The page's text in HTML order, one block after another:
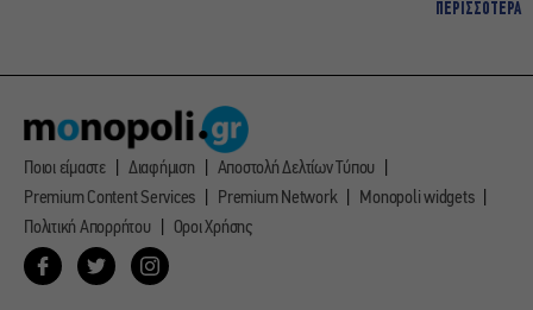
ΠΕΡΙΣΣΟΤΕΡΑ
Ποιοι είμαστε Διαφήμιση
Αποστολή Δελτίων Τύπου
Premium Content Services
Premium Network
Monopoli widgets
Πολιτική Απορρήτου
Οροι Χρήσης